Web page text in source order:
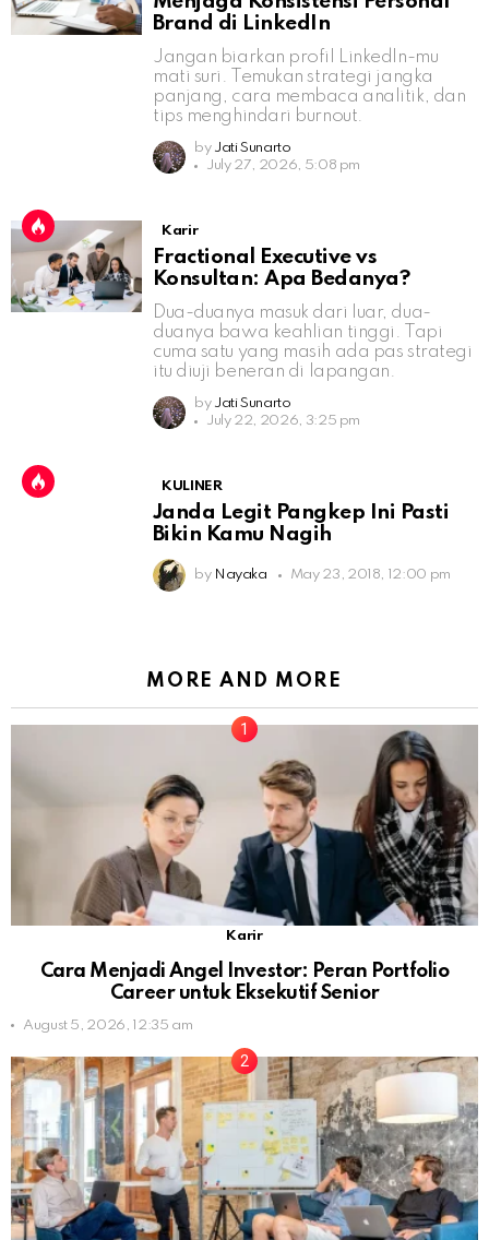
Brand di LinkedIn
Jangan biarkan profil LinkedIn-mu
mati suri. Temukan strategi jangka
panjang, cara membaca analitik, dan
tips menghindari burnout.
by Jati Sunarto
July 27, 2026, 5:08 pm
Karir
Fractional Executive vs
Konsultan: Apa Bedanya?
Dua-duanya masuk dari luar, dua-
duanya bawa keahlian tinggi. Tapi
cuma satu yang masih ada pas strategi
itu diuji beneran di lapangan.
by Jati Sunarto
July 22, 2026, 3:25 pm
KULINER
Janda Legit Pangkep Ini Pasti
Bikin Kamu Nagih
by Nayaka May 23, 2018, 12:00 pm
MORE AND MORE
Karir
Cara Menjadi Angel Investor: Peran Portfolio
Career untuk Eksekutif Senior
August 5, 2026, 12:35 am